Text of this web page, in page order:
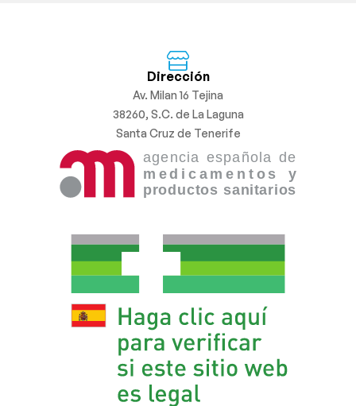
Dirección
Av. Milan 16 Tejina
38260, S.C. de La Laguna
Santa Cruz de Tenerife